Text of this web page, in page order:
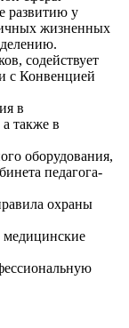
развитию у
жизненных
содействует
с Конвенцией
в
также в
оборудования,
педагога-
охраны
медицинские